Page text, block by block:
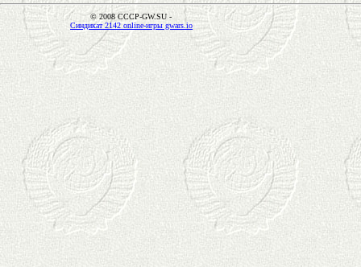
© 2008 CCCP-GW.SU -
Синдикат 2142 online-игры gwars.io